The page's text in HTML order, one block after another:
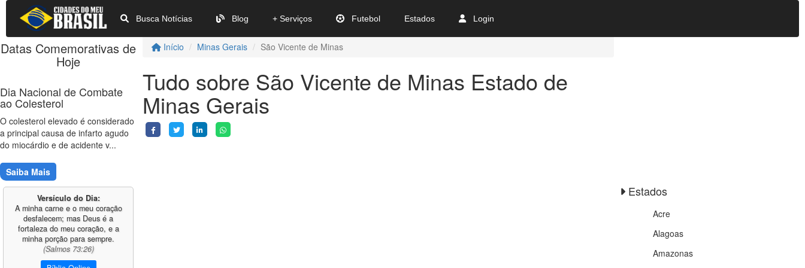
Busca Notícias Blog + Serviços Futebol Estados Login
Início Minas Gerais São Vicente de Minas
Tudo sobre São Vicente de Minas Estado de
Minas Gerais
Datas Comemorativas de
Hoje
Dia Nacional de Combate
ao Colesterol
O colesterol elevado é considerado
a principal causa de infarto agudo
do miocárdio e de acidente v...
Saiba Mais
Versículo do Dia:
A minha carne e o meu coração
desfalecem; mas Deus é a
fortaleza do meu coração, e a
minha porção para sempre.
(Salmos 73:26)
Estados
Acre
Alagoas
Amazonas